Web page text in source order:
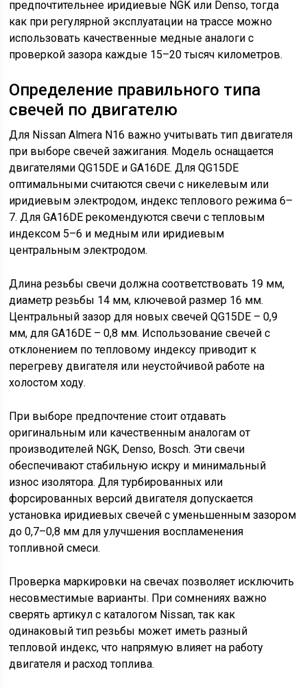
предпочтительнее иридиевые NGK или Denso, тогда
как при регулярной эксплуатации на трассе можно
использовать качественные медные аналоги с
проверкой зазора каждые 15–20 тысяч километров.
Определение правильного типа
свечей по двигателю
Для Nissan Almera N16 важно учитывать тип двигателя
при выборе свечей зажигания. Модель оснащается
двигателями QG15DE и GA16DE. Для QG15DE
оптимальными считаются свечи с никелевым или
иридиевым электродом, индекс теплового режима 6–
7. Для GA16DE рекомендуются свечи с тепловым
индексом 5–6 и медным или иридиевым
центральным электродом.
Длина резьбы свечи должна соответствовать 19 мм,
диаметр резьбы 14 мм, ключевой размер 16 мм.
Центральный зазор для новых свечей QG15DE – 0,9
мм, для GA16DE – 0,8 мм. Использование свечей с
отклонением по тепловому индексу приводит к
перегреву двигателя или неустойчивой работе на
холостом ходу.
При выборе предпочтение стоит отдавать
оригинальным или качественным аналогам от
производителей NGK, Denso, Bosch. Эти свечи
обеспечивают стабильную искру и минимальный
износ изолятора. Для турбированных или
форсированных версий двигателя допускается
установка иридиевых свечей с уменьшенным зазором
до 0,7–0,8 мм для улучшения воспламенения
топливной смеси.
Проверка маркировки на свечах позволяет исключить
несовместимые варианты. При сомнениях важно
сверять артикул с каталогом Nissan, так как
одинаковый тип резьбы может иметь разный
тепловой индекс, что напрямую влияет на работу
двигателя и расход топлива.